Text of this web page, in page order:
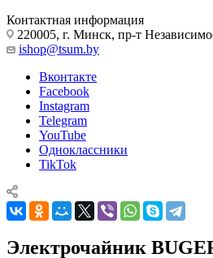
Контактная информация
220005, г. Минск, пр-т
ishop@tsum.by
Вконтакте
Facebook
Instagram
Telegram
YouTube
Одноклассники
TikTok
Электрочайник